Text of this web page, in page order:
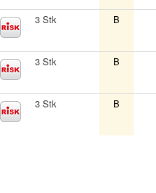
3 Stk B
3 Stk B
3 Stk B